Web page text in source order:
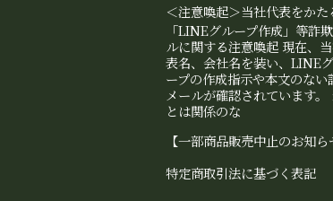
＜注意喚起＞当社代表をかた
「LINEグループ作成」等詐
ルに関する注意喚起 現在、
表名、会社名を装い、LINE
ープの作成指示や本文のない
メールが確認されています。
とは関係のな
【一部商品販売中止のお知ら
特定商取引法に基づく表記